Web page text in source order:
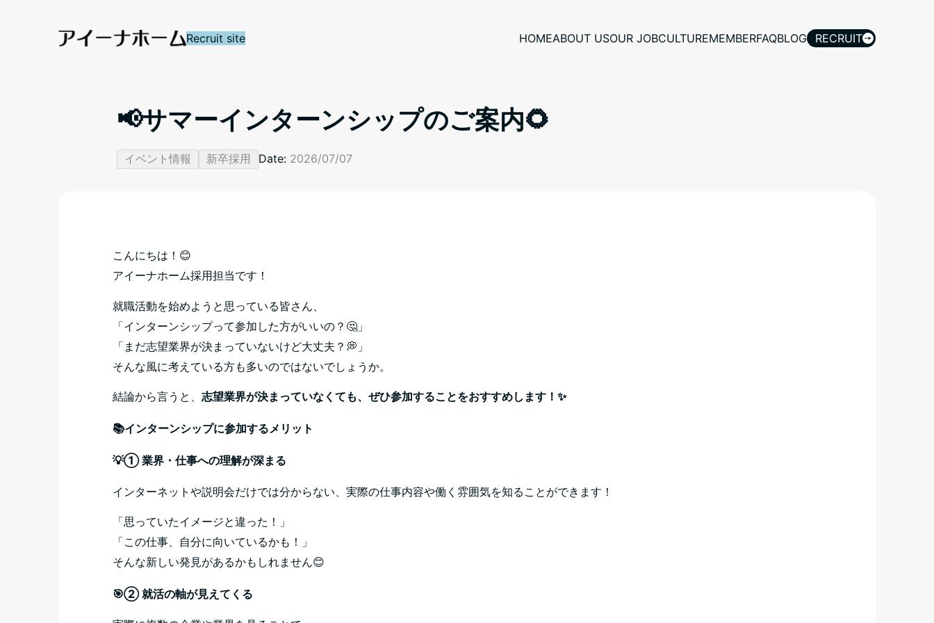
Recruit site HOMEABOUT USOUR JOBCULTUREMEMBERFAQBLOG RECRUIT
📢サマーインターンシップのご案内🌻
イベント情報 新卒採用 Date: 2026/07/07
こんにちは！😊
アイーナホーム採用担当です！
就職活動を始めようと思っている皆さん、
「インターンシップって参加した方がいいの？🤔」
「まだ志望業界が決まっていないけど大丈夫？💭」
そんな風に考えている方も多いのではないでしょうか。
結論から言うと、志望業界が決まっていなくても、ぜひ参加することをおすすめします！✨
📚インターンシップに参加するメリット
💡① 業界・仕事への理解が深まる
インターネットや説明会だけでは分からない、実際の仕事内容や働く雰囲気を知ることができます！
「思っていたイメージと違った！」
「この仕事、自分に向いているかも！」
そんな新しい発見があるかもしれません😊
🎯② 就活の軸が見えてくる